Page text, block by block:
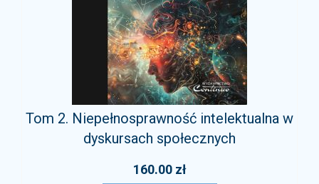
Tom 2. Niepełnosprawność intelektualna w
dyskursach społecznych
160.00 zł